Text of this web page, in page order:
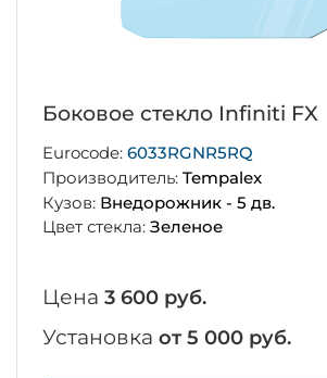
Боковое стекло Infiniti FX
Eurocode: 6033RGNR5RQ
Производитель: Tempalex
Кузов: Внедорожник - 5 дв.
Цвет стекла: Зеленое
Цена 3 600 руб.
Установка от 5 000 руб.